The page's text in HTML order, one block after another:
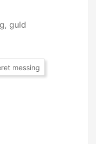
guld
messing